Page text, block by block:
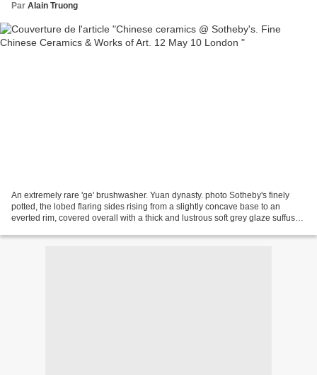
Par Alain Truong
An extremely rare 'ge' brushwasher. Yuan dynasty. photo Sotheby's finely
potted, the lobed flaring sides rising from a slightly concave base to an
everted rim, covered overall with a thick and lustrous soft grey glaze suffused